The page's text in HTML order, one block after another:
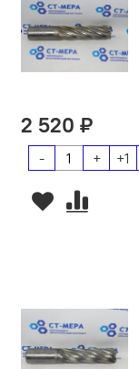
2 520 ₽
- + +1